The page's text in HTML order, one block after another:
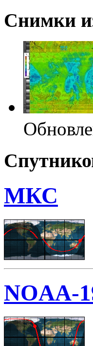
Снимки
МКС
NOAA-